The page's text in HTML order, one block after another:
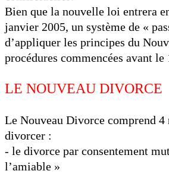
Bien que la nouvelle loi entrera
janvier 2005, un système de «
d’appliquer les principes du
procédures commencées avant le
LE NOUVEAU DIVORCE
Le Nouveau Divorce comprend 4
divorcer :
- le divorce par consentement
l’amiable »